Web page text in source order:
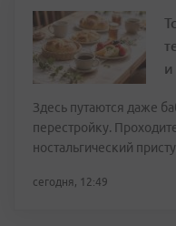
Здесь путаются даже
перестройку.
ностальгический
сегодня, 12:49